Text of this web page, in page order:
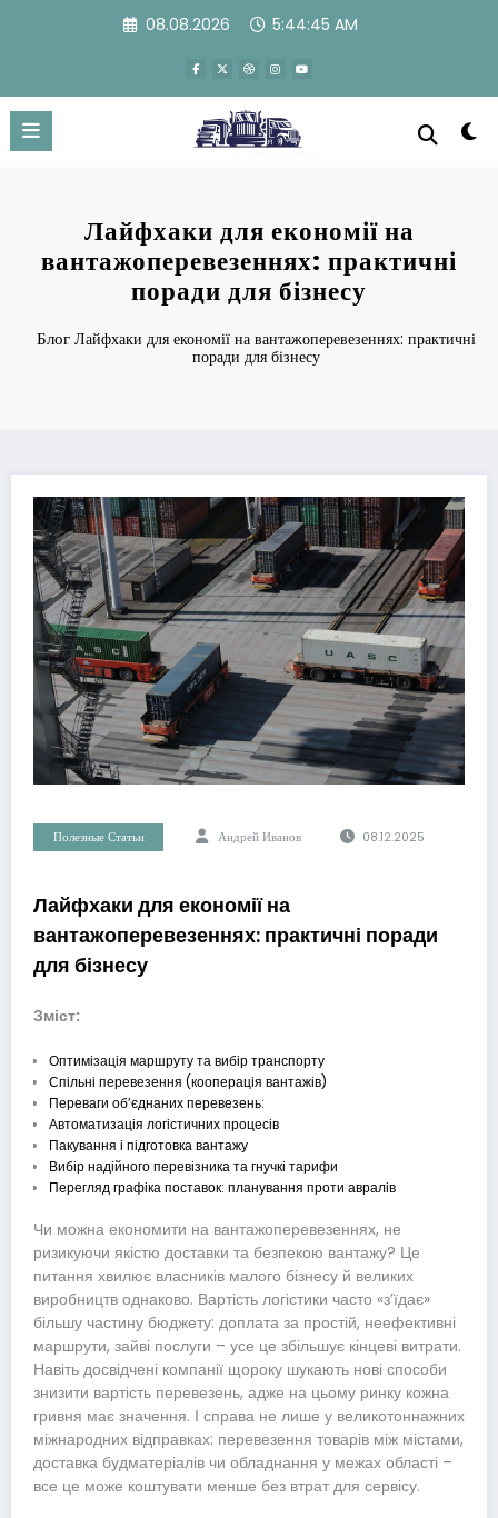
08.08.2026 5:44:45 AM
Лайфхаки для економії на
вантажоперевезеннях: практичні
поради для бізнесу
Блог Лайфхаки для економії на вантажоперевезеннях: практичні
поради для бізнесу
Полезные Статьи Андрей Иванов 08.12.2025
Лайфхаки для економії на
вантажоперевезеннях: практичні поради
для бізнесу
Зміст:
Оптимізація маршруту та вибір транспорту
Спільні перевезення (кооперація вантажів)
Переваги об’єднаних перевезень:
Автоматизація логістичних процесів
Пакування і підготовка вантажу
Вибір надійного перевізника та гнучкі тарифи
Перегляд графіка поставок: планування проти авралів
Чи можна економити на вантажоперевезеннях, не
ризикуючи якістю доставки та безпекою вантажу? Це
питання хвилює власників малого бізнесу й великих
виробництв однаково. Вартість логістики часто «з’їдає»
більшу частину бюджету: доплата за простій, неефективні
маршрути, зайві послуги – усе це збільшує кінцеві витрати.
Навіть досвідчені компанії щороку шукають нові способи
знизити вартість перевезень, адже на цьому ринку кожна
гривня має значення. І справа не лише у великотоннажних
міжнародних відправках: перевезення товарів між містами,
доставка будматеріалів чи обладнання у межах області –
все це може коштувати менше без втрат для сервісу.